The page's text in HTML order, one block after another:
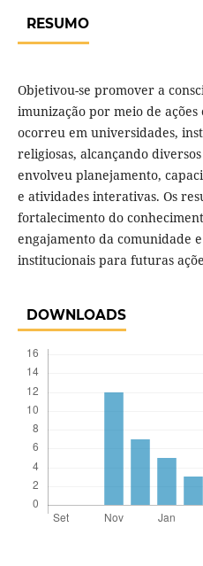
RESUMO
Objetivou-se promover a
imunização por meio de
ocorreu em universidades,
religiosas, alcançando
envolveu planejamento,
e atividades interativas. Os
fortalecimento do
engajamento da comunidade
institucionais para futuras
DOWNLOADS